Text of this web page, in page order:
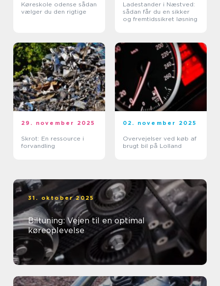
Køreskole odense sådan
vælger du den rigtige
Ladestander i Næstved:
sådan får du en sikker
og fremtidssikret løsning
29. november 2025
Skrot: En ressource i
forvandling
02. november 2025
Overvejelser ved køb af
brugt bil på Lolland
31. oktober 2025
Biltuning: Vejen til en optimal
køreoplevelse